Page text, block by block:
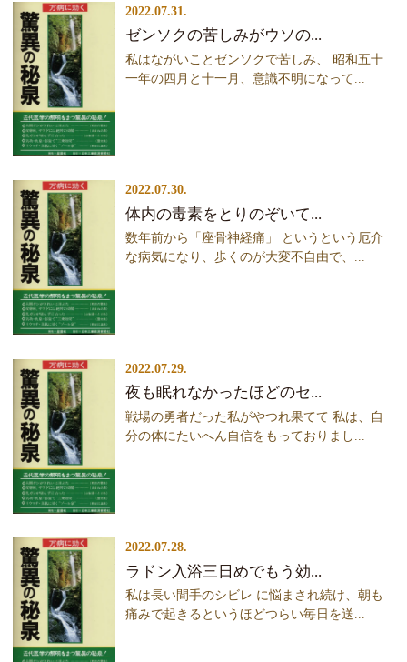
2022.07.31.
ゼンソクの苦しみがウソの...
私はながいことゼンソクで苦しみ、 昭和五十
一年の四月と十一月、意識不明になって...
2022.07.30.
体内の毒素をとりのぞいて...
数年前から「座骨神経痛」 というという厄介
な病気になり、歩くのが大変不自由で、...
2022.07.29.
夜も眠れなかったほどのセ...
戦場の勇者だった私がやつれ果てて 私は、自
分の体にたいへん自信をもっておりまし...
2022.07.28.
ラドン入浴三日めでもう効...
私は長い間手のシビレ に悩まされ続け、朝も
痛みで起きるというほどつらい毎日を送...